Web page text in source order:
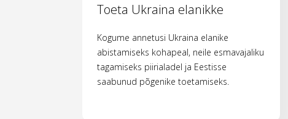
Toeta Ukraina elanikke
Kogume annetusi Ukraina elanike
abistamiseks kohapeal, neile esmavajaliku
tagamiseks piirialadel ja Eestisse
saabunud põgenike toetamiseks.